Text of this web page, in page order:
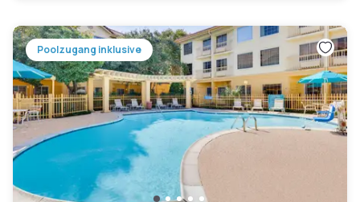
Poolzugang inklusive